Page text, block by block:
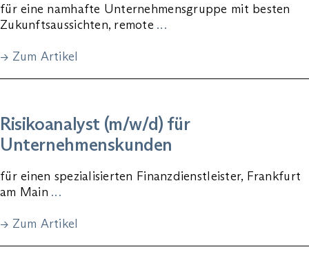
für eine namhafte Unternehmensgruppe mit besten
Zukunftsaussichten, remote …
→ Zum Artikel
Risikoanalyst (m/w/d) für
Unternehmenskunden
für einen spezialisierten Finanzdienstleister, Frankfurt
am Main …
→ Zum Artikel